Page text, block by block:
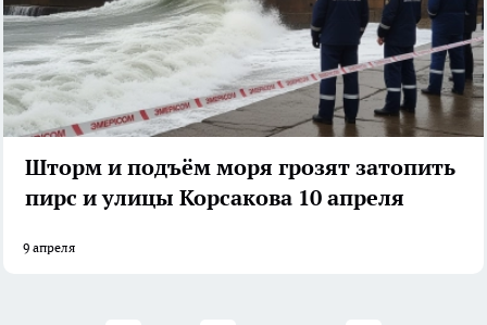
Шторм и подъём моря грозят затопить
пирс и улицы Корсакова 10 апреля
9 апреля